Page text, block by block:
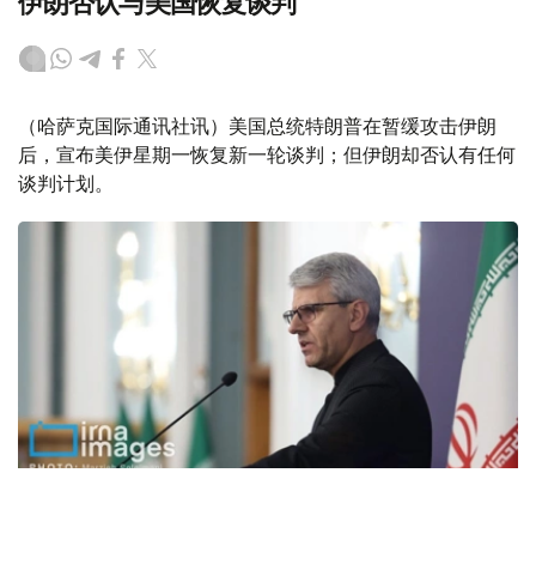
（哈萨克国际通讯社讯）美国总统特朗普在暂缓攻击伊朗
后，宣布美伊星期一恢复新一轮谈判；但伊朗却否认有任何
谈判计划。